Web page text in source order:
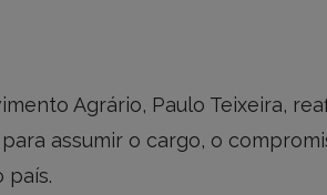
Agrário, Paulo Teixeira,
assumir o cargo, o
país.